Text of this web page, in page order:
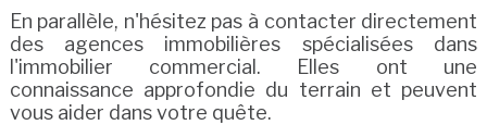
En parallèle, n'hésitez pas à contacter directement
des agences immobilières spécialisées dans
l'immobilier commercial. Elles ont une
connaissance approfondie du terrain et peuvent
vous aider dans votre quête.